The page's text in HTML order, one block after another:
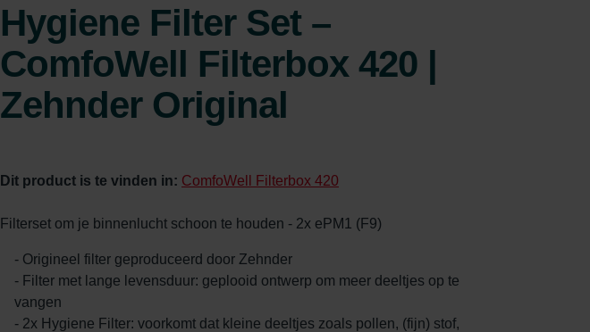
Hygiene Filter Set –
ComfoWell Filterbox 420 |
Zehnder Original
Dit product is te vinden in: ComfoWell Filterbox 420
Filterset om je binnenlucht schoon te houden - 2x ePM1 (F9)
- Origineel filter geproduceerd door Zehnder
- Filter met lange levensduur: geplooid ontwerp om meer deeltjes op te
vangen
- 2x Hygiene Filter: voorkomt dat kleine deeltjes zoals pollen, (fijn) stof,